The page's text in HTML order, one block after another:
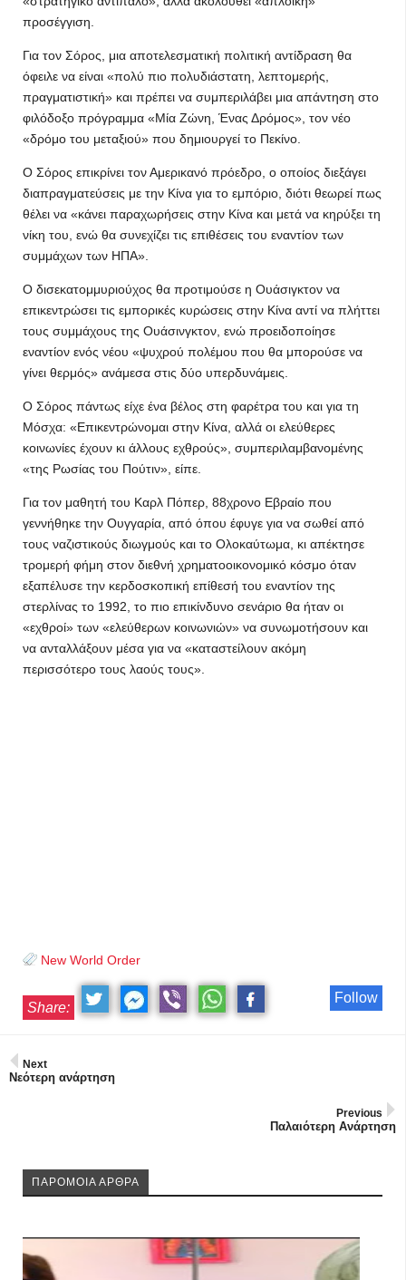
προσέγγιση.
Για τον Σόρος, μια αποτελεσματική πολιτική αντίδραση θα
όφειλε να είναι «πολύ πιο πολυδιάστατη, λεπτομερής,
πραγματιστική» και πρέπει να συμπεριλάβει μια απάντηση στο
φιλόδοξο πρόγραμμα «Μία Ζώνη, Ένας Δρόμος», τον νέο
«δρόμο του μεταξιού» που δημιουργεί το Πεκίνο.
Ο Σόρος επικρίνει τον Αμερικανό πρόεδρο, ο οποίος διεξάγει
διαπραγματεύσεις με την Κίνα για το εμπόριο, διότι θεωρεί πως
θέλει να «κάνει παραχωρήσεις στην Κίνα και μετά να κηρύξει τη
νίκη του, ενώ θα συνεχίζει τις επιθέσεις του εναντίον των
συμμάχων των ΗΠΑ».
Ο δισεκατομμυριούχος θα προτιμούσε η Ουάσιγκτον να
επικεντρώσει τις εμπορικές κυρώσεις στην Κίνα αντί να πλήττει
τους συμμάχους της Ουάσινγκτον, ενώ προειδοποίησε
εναντίον ενός νέου «ψυχρού πολέμου που θα μπορούσε να
γίνει θερμός» ανάμεσα στις δύο υπερδυνάμεις.
Ο Σόρος πάντως είχε ένα βέλος στη φαρέτρα του και για τη
Μόσχα: «Επικεντρώνομαι στην Κίνα, αλλά οι ελεύθερες
κοινωνίες έχουν κι άλλους εχθρούς», συμπεριλαμβανομένης
«της Ρωσίας του Πούτιν», είπε.
Για τον μαθητή του Καρλ Πόπερ, 88χρονο Εβραίο που
γεννήθηκε την Ουγγαρία, από όπου έφυγε για να σωθεί από
τους ναζιστικούς διωγμούς και το Ολοκαύτωμα, κι απέκτησε
τρομερή φήμη στον διεθνή χρηματοοικονομικό κόσμο όταν
εξαπέλυσε την κερδοσκοπική επίθεσή του εναντίον της
στερλίνας το 1992, το πιο επικίνδυνο σενάριο θα ήταν οι
«εχθροί» των «ελεύθερων κοινωνιών» να συνωμοτήσουν και
να ανταλλάξουν μέσα για να «καταστείλουν ακόμη
περισσότερο τους λαούς τους».
New World Order
Follow
Share:
Next
Νεότερη ανάρτηση
Previous
Παλαιότερη Ανάρτηση
ΠΑΡΟΜΟΙΑ ΑΡΘΡΑ